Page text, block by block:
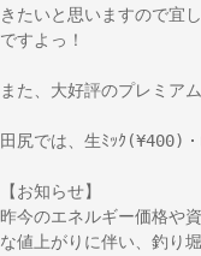
きたいと思いますので宜
ですよっ！
また、大好評のプレミア
田尻では、生ﾐｯｸ(¥400)
【お知らせ】
昨今のエネルギー価格や
な値上がりに伴い、釣り